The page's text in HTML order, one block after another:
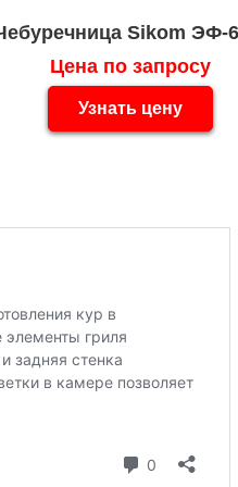
Sikom ЭФ-
Цена по запросу
Узнать цену